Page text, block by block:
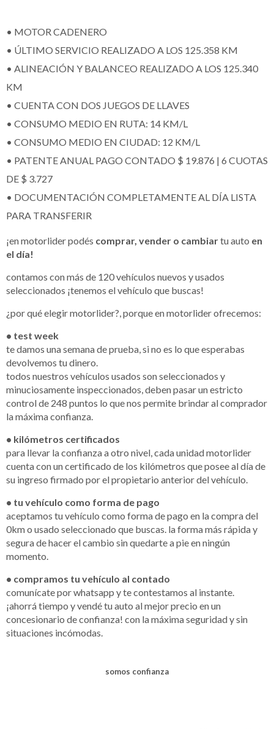
• MOTOR CADENERO
• ÚLTIMO SERVICIO REALIZADO A LOS 125.358 KM
• ALINEACIÓN Y BALANCEO REALIZADO A LOS 125.340
KM
• CUENTA CON DOS JUEGOS DE LLAVES
• CONSUMO MEDIO EN RUTA: 14 KM/L
• CONSUMO MEDIO EN CIUDAD: 12 KM/L
• PATENTE ANUAL PAGO CONTADO $ 19.876 | 6 CUOTAS
DE $ 3.727
• DOCUMENTACIÓN COMPLETAMENTE AL DÍA LISTA
PARA TRANSFERIR
¡en motorlider podés comprar, vender o cambiartu auto en
el día!
contamos con más de 120 vehículos nuevos y usados
seleccionados ¡tenemos el vehículo que buscas!
¿por qué elegir motorlider?, porque en motorlider ofrecemos:
• test week
te damos una semana de prueba, si no es lo que esperabas
devolvemos tu dinero.
todos nuestros vehículos usados son seleccionados y
minuciosamente inspeccionados, deben pasar un estricto
control de 248 puntos lo que nos permite brindar al comprador
la máxima confianza.
• kilómetros certificados
para llevar la confianza a otro nivel, cada unidad motorlider
cuenta con un certificado de los kilómetros que posee al día de
su ingreso firmado por el propietario anterior del vehículo.
• tu vehículo como forma de pago
aceptamos tu vehículo como forma de pago en la compra del
0km o usado seleccionado que buscas. la forma más rápida y
segura de hacer el cambio sin quedarte a pie en ningún
momento.
• compramos tu vehículo al contado
comunícate por whatsapp y te contestamos al instante.
¡ahorrá tiempo y vendé tu auto al mejor precio en un
concesionario de confianza! con la máxima seguridad y sin
situaciones incómodas.
somos confianza